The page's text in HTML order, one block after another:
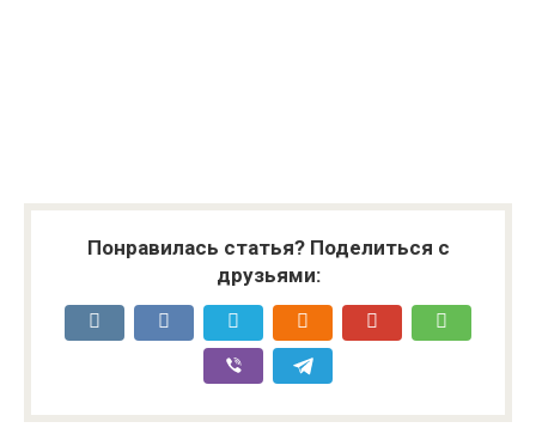
Понравилась статья? Поделиться с
друзьями: